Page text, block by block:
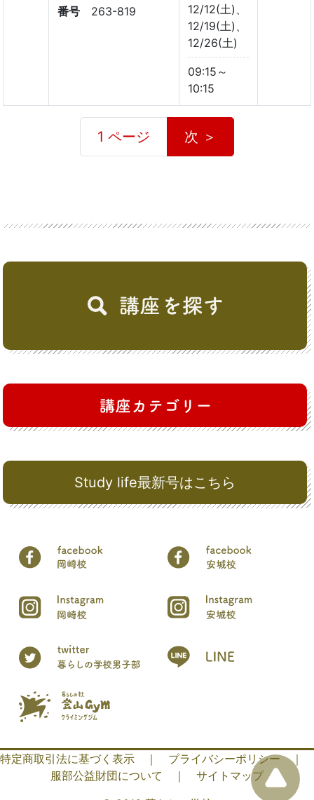
Study life最新号はこちら
番号 263-819
12/12(土)、
12/19(土)、
12/26(土)
09:15～
10:15
1 ページ 次 ＞
特定商取引法に基づく表示 ｜ プライバシーポリシー
｜
服部公益財団について
｜
サイトマップ